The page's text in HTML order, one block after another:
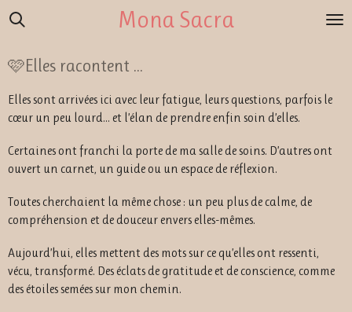
Passer
contenu
Mona Sacra
🩷Elles racontent ...
Elles sont arrivées ici avec leur fatigue, leurs questions, parfois le
cœur un peu lourd… et l’élan de prendre enfin soin d’elles.
Certaines ont franchi la porte de ma salle de soins. D’autres ont
ouvert un carnet, un guide ou un espace de réflexion.
Toutes cherchaient la même chose : un peu plus de calme, de
compréhension et de douceur envers elles-mêmes.
Aujourd’hui, elles mettent des mots sur ce qu’elles ont ressenti,
vécu, transformé. Des éclats de gratitude et de conscience, comme
des étoiles semées sur mon chemin.